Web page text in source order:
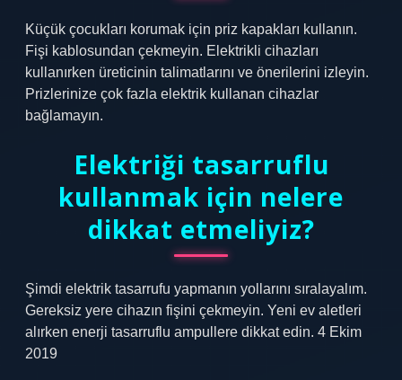
Küçük çocukları korumak için priz kapakları kullanın.
Fişi kablosundan çekmeyin. Elektrikli cihazları
kullanırken üreticinin talimatlarını ve önerilerini izleyin.
Prizlerinize çok fazla elektrik kullanan cihazlar
bağlamayın.
Elektriği tasarruflu
kullanmak için nelere
dikkat etmeliyiz?
Şimdi elektrik tasarrufu yapmanın yollarını sıralayalım.
Gereksiz yere cihazın fişini çekmeyin. Yeni ev aletleri
alırken enerji tasarruflu ampullere dikkat edin. 4 Ekim
2019